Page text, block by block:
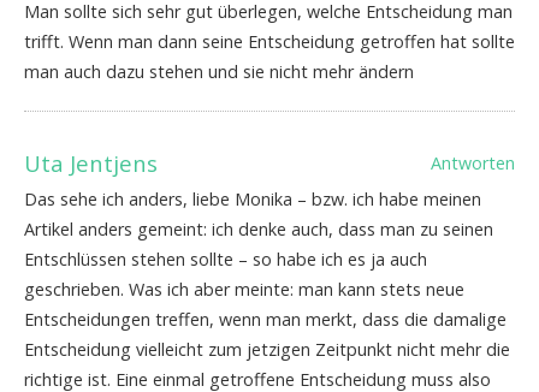
Man sollte sich sehr gut überlegen, welche Entscheidung man
trifft. Wenn man dann seine Entscheidung getroffen hat sollte
man auch dazu stehen und sie nicht mehr ändern
Uta Jentjens
Antworten
Das sehe ich anders, liebe Monika – bzw. ich habe meinen
Artikel anders gemeint: ich denke auch, dass man zu seinen
Entschlüssen stehen sollte – so habe ich es ja auch
geschrieben. Was ich aber meinte: man kann stets neue
Entscheidungen treffen, wenn man merkt, dass die damalige
Entscheidung vielleicht zum jetzigen Zeitpunkt nicht mehr die
richtige ist. Eine einmal getroffene Entscheidung muss also